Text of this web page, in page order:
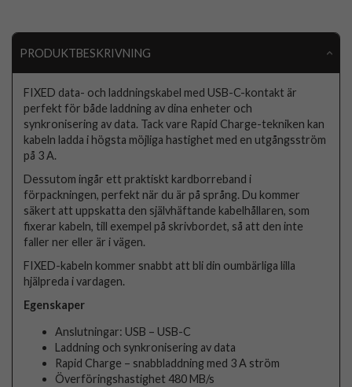
PRODUKTBESKRIVNING
FIXED data- och laddningskabel med USB-C-kontakt är
perfekt för både laddning av dina enheter och
synkronisering av data. Tack vare Rapid Charge-tekniken kan
kabeln ladda i högsta möjliga hastighet med en utgångsström
på 3 A.
Dessutom ingår ett praktiskt kardborreband i
förpackningen, perfekt när du är på språng. Du kommer
säkert att uppskatta den självhäftande kabelhållaren, som
fixerar kabeln, till exempel på skrivbordet, så att den inte
faller ner eller är i vägen.
FIXED-kabeln kommer snabbt att bli din oumbärliga lilla
hjälpreda i vardagen.
Egenskaper
Anslutningar: USB – USB-C
Laddning och synkronisering av data
Rapid Charge – snabbladdning med 3 A ström
Överföringshastighet 480 MB/s